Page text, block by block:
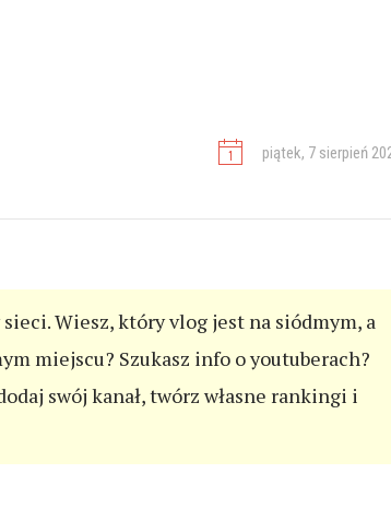
piątek, 7 sierpień
Wiesz, który vlog jest na siódmym, a
miejscu? Szukasz info o youtuberach?
swój kanał, twórz własne rankingi i